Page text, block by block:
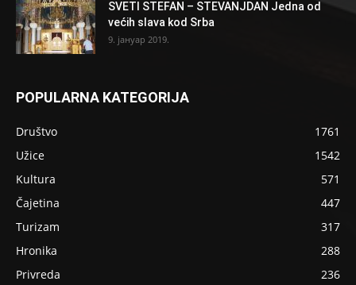
SVETI STEFAN – STEVANJDAN Jedna od
većih slava kod Srba
9. јануар 2019.
POPULARNA KATEGORIJA
Društvo
1761
Užice
1542
Kultura
571
Čajetina
447
Turizam
317
Hronika
288
Privreda
236